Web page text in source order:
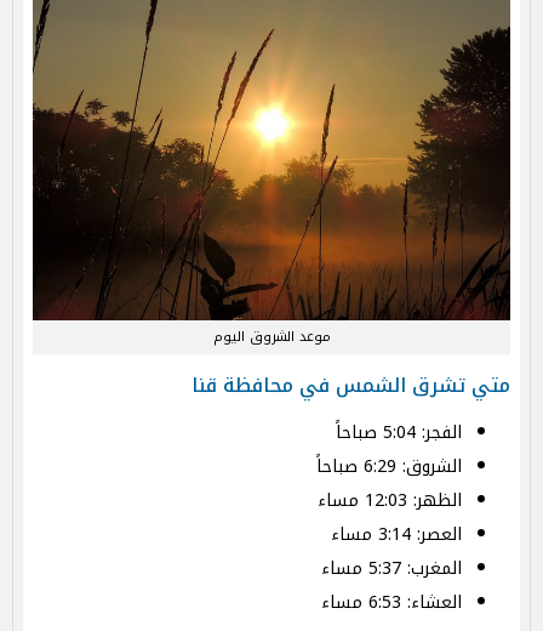
موعد الشروق اليوم
متي تشرق الشمس في محافظة قنا
الفجر: 5:04 صباحاً
الشروق: 6:29 صباحاً
الظهر: 12:03 مساء
العصر: 3:14 مساء
المغرب: 5:37 مساء
العشاء: 6:53 مساء